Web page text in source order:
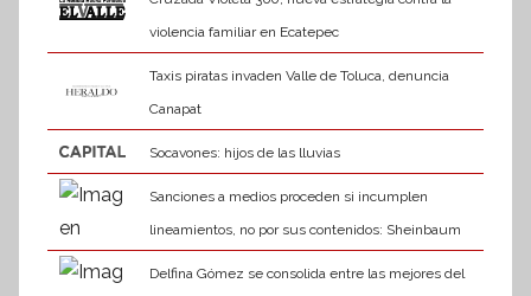
violencia familiar en Ecatepec
Taxis piratas invaden Valle de Toluca, denuncia
Canapat
Socavones: hijos de las lluvias
Sanciones a medios proceden si incumplen
lineamientos, no por sus contenidos: Sheinbaum
Delfina Gómez se consolida entre las mejores del